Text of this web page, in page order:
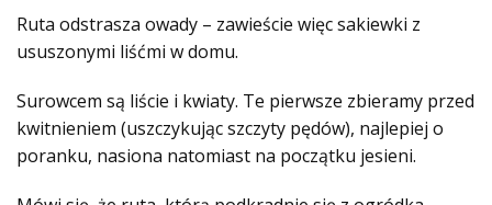
Ruta odstrasza owady – zawieście więc sakiewki z
ususzonymi liśćmi w domu.
Surowcem są liście i kwiaty. Te pierwsze zbieramy przed
kwitnieniem (uszczykując szczyty pędów), najlepiej o
poranku, nasiona natomiast na początku jesieni.